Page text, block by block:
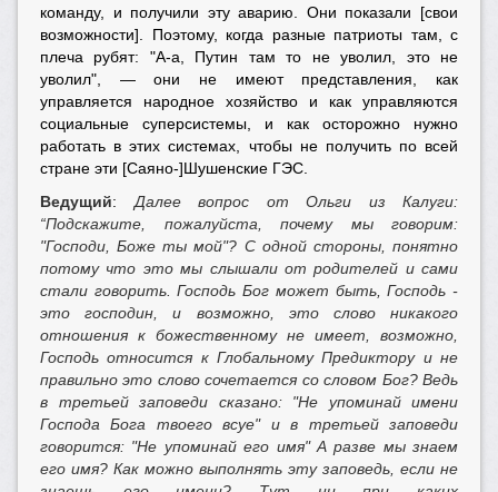
команду, и получили эту аварию. Они показали [свои
возможности]. Поэтому, когда разные патриоты там, с
плеча рубят: "А-а, Путин там то не уволил, это не
уволил", — они не имеют представления, как
управляется народное хозяйство и как управляются
социальные суперсистемы, и как осторожно нужно
работать в этих системах, чтобы не получить по всей
стране эти [Саяно-]Шушенские ГЭС.
Ведущий: Далее вопрос от Ольги из Калуги:
“Подскажите, пожалуйста, почему мы говорим:
"Господи, Боже ты мой"? С одной стороны, понятно
потому что это мы слышали от родителей и сами
стали говорить. Господь Бог может быть, Господь -
это господин, и возможно, это слово никакого
отношения к божественному не имеет, возможно,
Господь относится к Глобальному Предиктору и не
правильно это слово сочетается со словом Бог? Ведь
в третьей заповеди сказано: "Не упоминай имени
Господа Бога твоего всуе" и в третьей заповеди
говорится: "Не упоминай его имя" А разве мы знаем
его имя? Как можно выполнять эту заповедь, если не